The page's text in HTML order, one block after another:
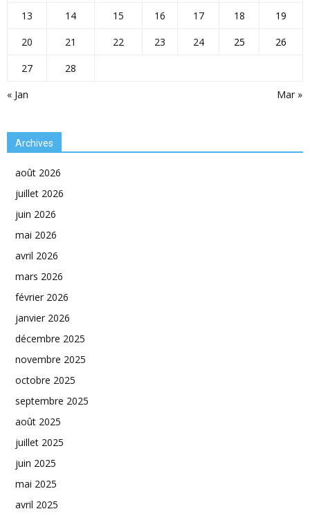
« Jan Mar »
13
14 15 16 17 18
19
20
21 22 23 24 25
26
27
28
Archives
août 2026
juillet 2026
juin 2026
mai 2026
avril 2026
mars 2026
février 2026
janvier 2026
décembre 2025
novembre 2025
octobre 2025
septembre 2025
août 2025
juillet 2025
juin 2025
mai 2025
avril 2025